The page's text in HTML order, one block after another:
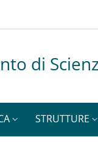
di
STRUTTURE